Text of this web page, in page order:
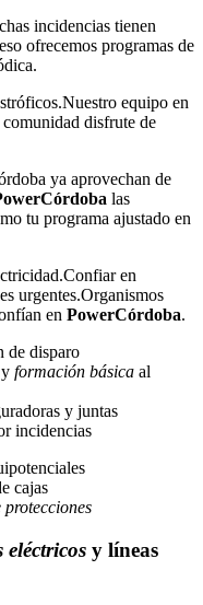
incidencias tienen
ofrecemos programas de
equipo en
disfrute de
ya aprovechan de
las
tu programa ajustado en
en
urgentes.Organismos
en PowerCórdoba.
de disparo
formación básica al
y juntas
incidencias
cajas
protecciones
eléctricos y líneas